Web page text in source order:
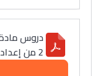
دروس مادة
2 من إعداد رشيد العوفير